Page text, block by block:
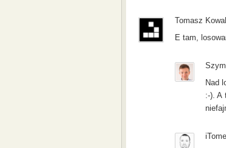
Tomasz
E tam,
Nad
:-). A